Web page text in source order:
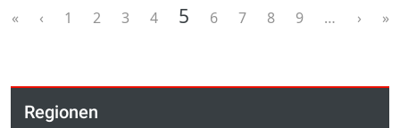
Seitennummerierung
«« First
‹‹ Previous
Page
1 Page
2 Page
3 Page
4 Aktuelle Seite
5 Page
6 Page
7 Page
8 Page
9 … ›Next ›
»
Regionen